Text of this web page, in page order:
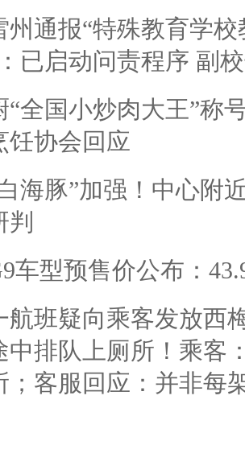
州通报“特殊教育学
已启动问责程序 副
“全国小炒肉大王”称
饪协会回应
海豚”加强！中心附
车型预售价公布：
航班疑向乘客发放西
中排队上厕所！乘客
；客服回应：并非每